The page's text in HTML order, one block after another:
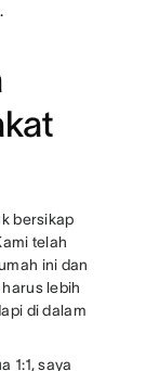
bersikap
telah
ini dan
lebih
di dalam
1:1, saya